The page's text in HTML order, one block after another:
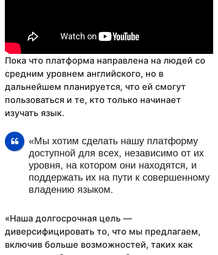
Пока что платформа направлена на людей со
средним уровнем английского, но в
дальнейшем планируется, что ей смогут
пользоваться и те, кто только начинает
изучать язык.
«Мы хотим сделать нашу платформу
доступной для всех, независимо от их
уровня, на котором они находятся, и
поддержать их на пути к совершенному
владению языком.
«Наша долгосрочная цель —
диверсифицировать то, что мы предлагаем,
включив больше возможностей, таких как